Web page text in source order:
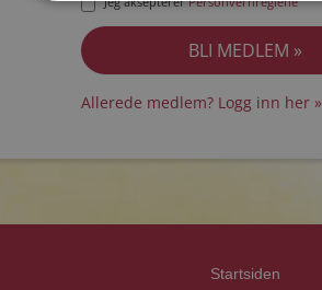
Allerede medlem? Logg inn her »
Startsiden